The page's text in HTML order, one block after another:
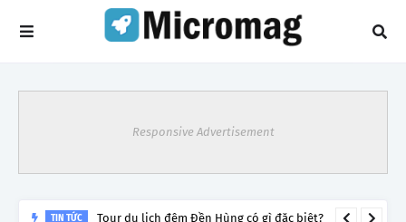
Responsive Advertisement
TIN TỨC Tour du lịch đêm Đền Hùng có gì đặc biệt?